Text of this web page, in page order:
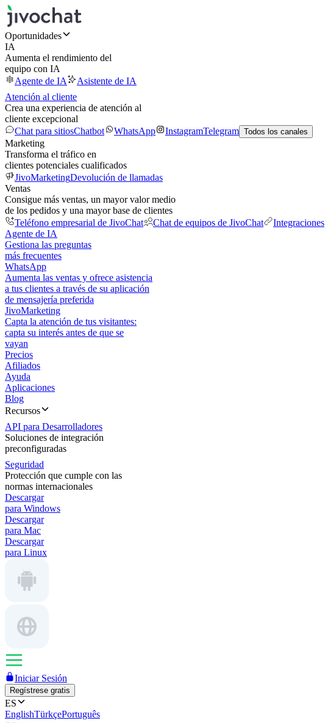
Oportunidades
IA
Aumenta el rendimiento del
equipo con IA
Agente de IA
Asistente de IA
Atención al cliente
Crea una experiencia de atención al
cliente excepcional
Chat para sitiosChatbot WhatsApp InstagramTelegram Todos los canales
Marketing
Transforma el tráfico en
clientes potenciales cualificados
JivoMarketingDevolución de llamadas
Ventas
Consigue más ventas, un mayor valor medio
de los pedidos y una mayor base de clientes
Teléfono empresarial de JivoChat
Chat de equipos de JivoChat Integraciones
Agente de IA
Gestiona las preguntas
más frecuentes
WhatsApp
Aumenta las ventas y ofrece asistencia
a tus clientes a través de su aplicación
de mensajería preferida
JivoMarketing
Capta la atención de tus visitantes:
capta su interés antes de que se
vayan
Precios
Afiliados
Ayuda
Aplicaciones
Blog
Recursos
API para Desarrolladores
Soluciones de integración
preconfiguradas
Seguridad
Protección que cumple con las
normas internacionales
Descargar
para Windows
Descargar
para Mac
Descargar
para Linux
Iniciar Sesión
Regístrese gratis
ES
EnglishTürkçePortuguês